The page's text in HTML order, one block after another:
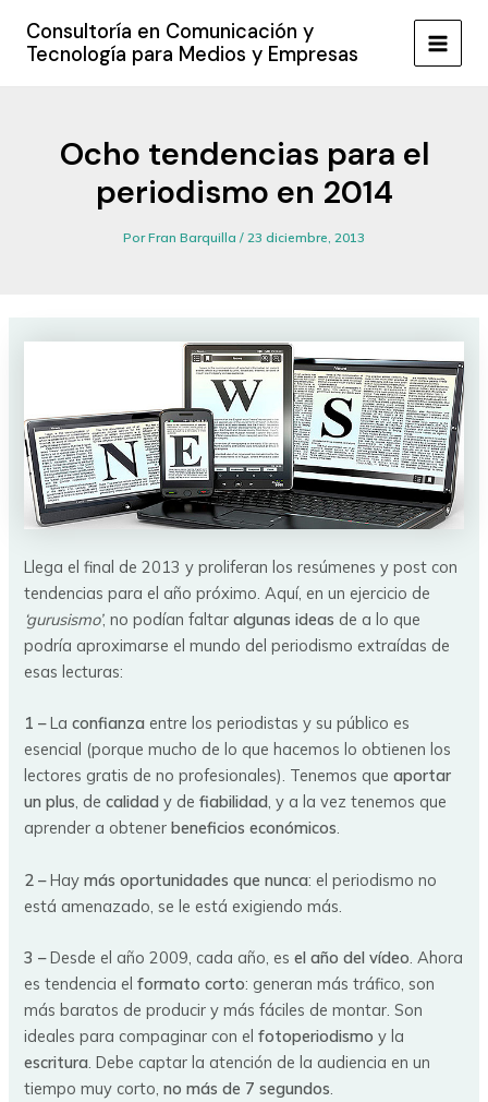
contenido
Consultoría en Comunicación y
Tecnología para Medios y Empresas
MAIN
Ocho tendencias para el
periodismo en 2014
PorFran Barquilla / 23 diciembre, 2013
Llega el final de 2013 y proliferan los resúmenes y post con
tendencias para el año próximo. Aquí, en un ejercicio de
‘gurusismo’, no podían faltaralgunas ideas de a lo que
podría aproximarse el mundo del periodismo extraídas de
esas lecturas:
1 –Laconfianza entre los periodistas y su público es
esencial (porque mucho de lo que hacemos lo obtienen los
lectores gratis de no profesionales). Tenemos queaportar
un plus, decalidad y defiabilidad, y a la vez tenemos que
aprender a obtenerbeneficios económicos.
2 –Haymás oportunidades que nunca: el periodismo no
está amenazado, se le está exigiendo más.
3 –Desde el año 2009, cada año, esel año del vídeo. Ahora
es tendencia elformato corto: generan más tráfico, son
más baratos de producir y más fáciles de montar. Son
ideales para compaginar con elfotoperiodismo y la
escritura. Debe captar la atención de la audiencia en un
tiempo muy corto,no más de 7 segundos.